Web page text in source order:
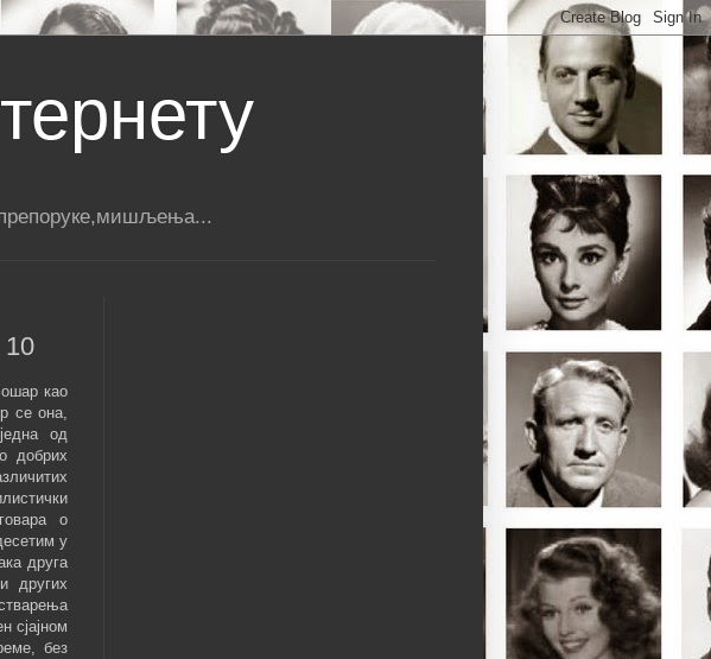
10
као
се она,
од
добрих
о
у
друга
других
сјајном
без